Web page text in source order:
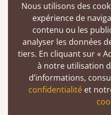
Des lattes
Deux fois plus
Nous utilisons des
expérience de
contenu ou les
analyser les données
tiers. En cliquant sur «
à notre utilisation
d’informations,
confidentialitéet